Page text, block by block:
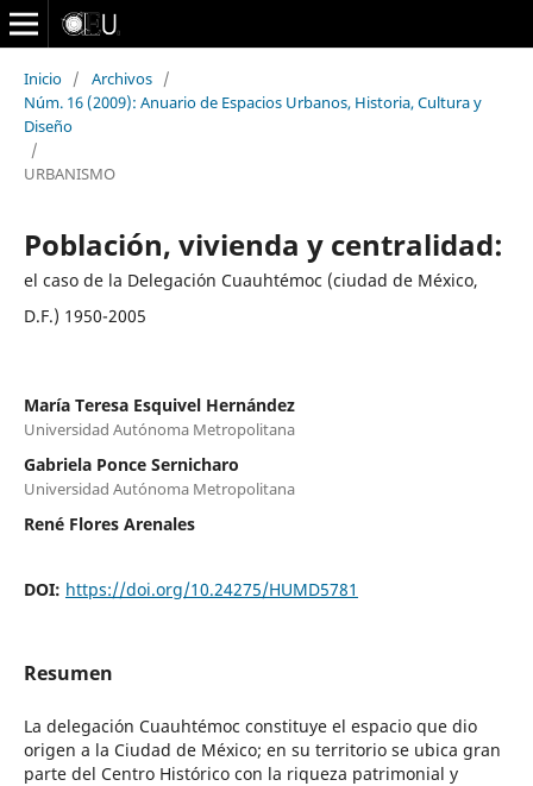
Inicio / Archivos /
Núm. 16 (2009): Anuario de Espacios Urbanos, Historia, Cultura y
Diseño
/
URBANISMO
Población, vivienda y centralidad:
el caso de la Delegación Cuauhtémoc (ciudad de México,
D.F.) 1950-2005
María Teresa Esquivel Hernández
Universidad Autónoma Metropolitana
Gabriela Ponce Sernicharo
Universidad Autónoma Metropolitana
René Flores Arenales
DOI: https://doi.org/10.24275/HUMD5781
Resumen
La delegación Cuauhtémoc constituye el espacio que dio
origen a la Ciudad de México; en su territorio se ubica gran
parte del Centro Histórico con la riqueza patrimonial y